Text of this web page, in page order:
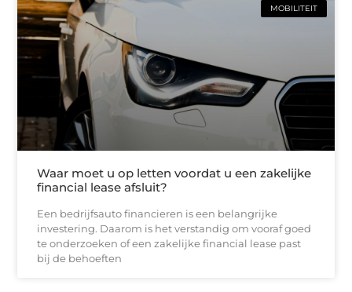
MOBILITEIT
Waar moet u op letten voordat u een zakelijke
financial lease afsluit?
Een bedrijfsauto financieren is een belangrijke
investering. Daarom is het verstandig om vooraf goed
te onderzoeken of een zakelijke financial lease past
bij de behoeften